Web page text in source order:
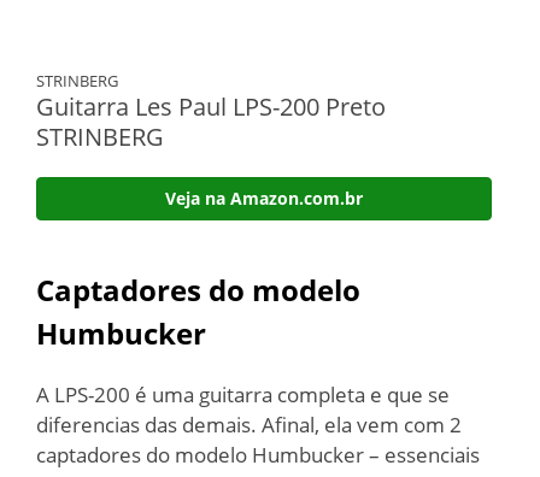
STRINBERG
Guitarra Les Paul LPS-200 Preto
STRINBERG
Veja na Amazon.com.br
Captadores do modelo
Humbucker
A LPS-200 é uma guitarra completa e que se
diferencias das demais. Afinal, ela vem com 2
captadores do modelo Humbucker – essenciais